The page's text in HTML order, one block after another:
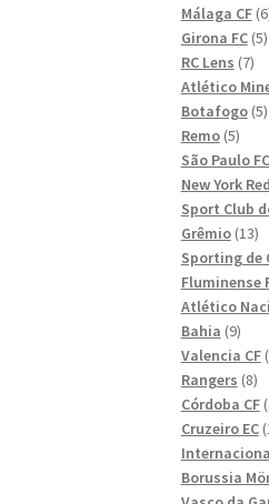
Málaga CF 6
Girona FC 55
RC Lens 77
Atlético
Botafogo 55
Remo 55
São Paulo FC
New York
Sport Club
Grêmio 1313
Sporting de
Fluminense
Atlético
Bahia 99
Valencia CF
Rangers 88
Córdoba CF
Cruzeiro EC
Borussia